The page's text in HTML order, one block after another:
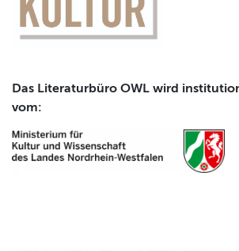
Das Literaturbüro OWL wird
vom: